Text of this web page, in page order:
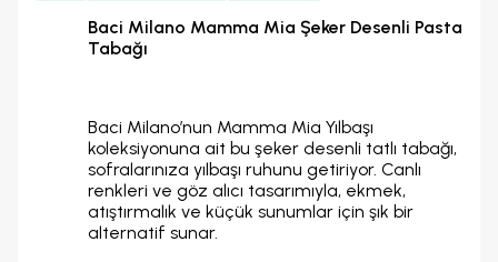
Baci Milano Mamma Mia Şeker Desenli Pasta
Tabağı
Baci Milano’nun Mamma Mia Yılbaşı
koleksiyonuna ait bu şeker desenli tatlı tabağı,
sofralarınıza yılbaşı ruhunu getiriyor. Canlı
renkleri ve göz alıcı tasarımıyla, ekmek,
atıştırmalık ve küçük sunumlar için şık bir
alternatif sunar.